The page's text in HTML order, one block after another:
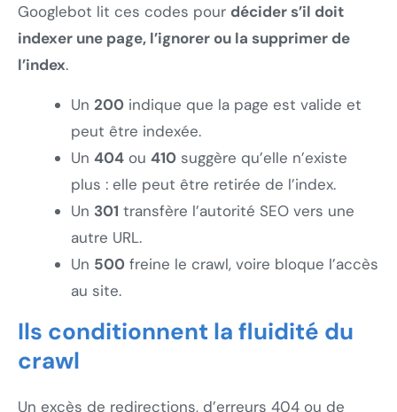
Googlebot lit ces codes pour décider s’il doit
indexer une page, l’ignorer ou la supprimer de
l’index.
Un 200 indique que la page est valide et
peut être indexée.
Un 404 ou 410 suggère qu’elle n’existe
plus : elle peut être retirée de l’index.
Un 301 transfère l’autorité SEO vers une
autre URL.
Un 500 freine le crawl, voire bloque l’accès
au site.
Ils conditionnent la fluidité du
crawl
Un excès de redirections, d’erreurs 404 ou de